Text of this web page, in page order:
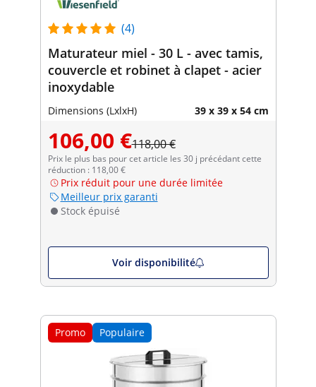
(4)
Maturateur miel - 30 L - avec tamis,
couvercle et robinet à clapet - acier
inoxydable
Dimensions (LxlxH) 39 x 39 x 54 cm
106,00 €118,00 €
Prix le plus bas pour cet article les 30 j précédant cette
réduction : 118,00 €
Prix réduit pour une durée limitée
Meilleur prix garanti
Stock épuisé
Voir disponibilité
Promo Populaire